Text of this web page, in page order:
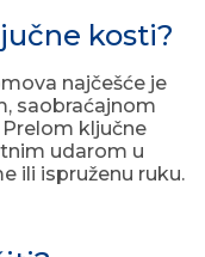
kosti?
najčešće je
saobraćajnom
ključne
udarom u
ili ispruženu ruku.